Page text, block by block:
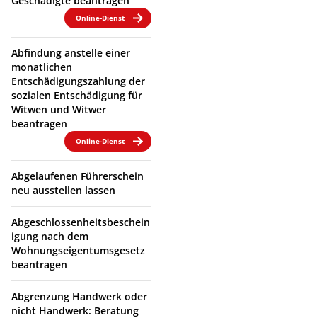
Online-Dienst
Abfindung anstelle einer
monatlichen
Entschädigungszahlung der
sozialen Entschädigung für
Witwen und Witwer
beantragen
Online-Dienst
Abgelaufenen Führerschein
neu ausstellen lassen
Abgeschlossenheitsbeschein
igung nach dem
Wohnungseigentumsgesetz
beantragen
Abgrenzung Handwerk oder
nicht Handwerk: Beratung